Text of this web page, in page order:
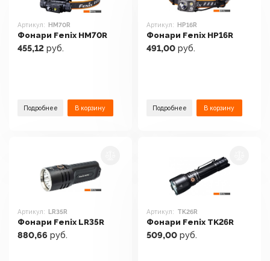
Артикул: HM70R
Фонари Fenix HM70R
455,12 руб.
Подробнее В корзину
Артикул: HP16R
Фонари Fenix HP16R
491,00 руб.
Подробнее В корзину
Артикул: LR35R
Фонари Fenix LR35R
880,66 руб.
Артикул: TK26R
Фонари Fenix TK26R
509,00 руб.